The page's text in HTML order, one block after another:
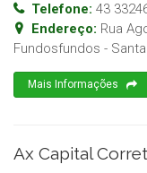
Telefone: 43
Endereço: Rua
Fundosfundos -
Mais Informações
Ax Capital